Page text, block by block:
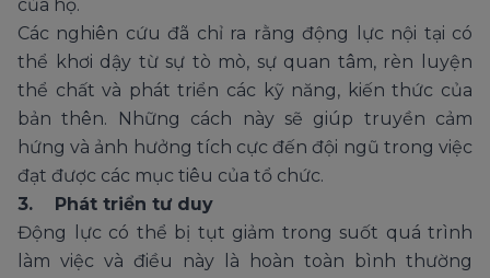
của họ.
Các nghiên cứu đã chỉ ra rằng động lực nội tại có
thể khơi dậy từ sự tò mò, sự quan tâm, rèn luyện
thể chất và phát triển các kỹ năng, kiến thức của
bản thên. Những cách này sẽ giúp truyền cảm
hứng và ảnh hưởng tích cực đến đội ngũ trong việc
đạt được các mục tiêu của tổ chức.
3. Phát triển tư duy
Động lực có thể bị tụt giảm trong suốt quá trình
làm việc và điều này là hoàn toàn bình thường